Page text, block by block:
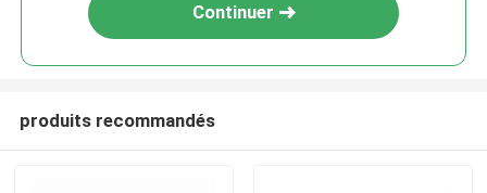
Continuer
produits recommandés